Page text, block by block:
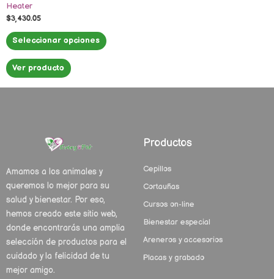
Heater
$3,430.05
Seleccionar opciones de
Ver producto
Amamos a los animales y
queremos lo mejor para su
salud y bienestar. Por eso,
hemos creado este sitio web,
donde encontrarás una amplia
selección de productos para el
cuidado y la felicidad de tu
mejor amigo.
Productos
Cepillos
Cortauñas
Cursos on-line
Bienestar especial
Areneros y accesorios
Placas y grabado